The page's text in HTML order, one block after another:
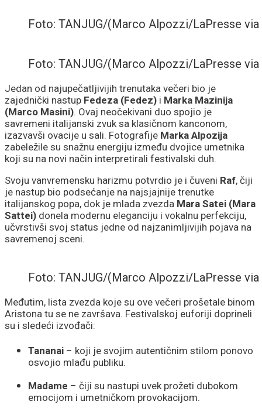
Foto: TANJUG/(Marco Alpozzi/LaPresse via
Foto: TANJUG/(Marco Alpozzi/LaPresse via
Jedan od najupečatljivijih trenutaka večeri bio je
zajednički nastup Fedeza (Fedez) i Marka Mazinija
(Marco Masini). Ovaj neočekivani duo spojio je
savremeni italijanski zvuk sa klasičnom kanconom,
izazvavši ovacije u sali. Fotografije Marka Alpozija
zabeležile su snažnu energiju između dvojice umetnika
koji su na novi način interpretirali festivalski duh.
Svoju vanvremensku harizmu potvrdio je i čuveni Raf, čiji
je nastup bio podsećanje na najsjajnije trenutke
italijanskog popa, dok je mlada zvezda Mara Satei (Mara
Sattei) donela modernu eleganciju i vokalnu perfekciju,
učvrstivši svoj status jedne od najzanimljivijih pojava na
savremenoj sceni.
Foto: TANJUG/(Marco Alpozzi/LaPresse via
Međutim, lista zvezda koje su ove večeri prošetale binom
Aristona tu se ne završava. Festivalskoj euforiji doprineli
su i sledeći izvođači:
Tananai – koji je svojim autentičnim stilom ponovo
osvojio mlađu publiku.
Madame – čiji su nastupi uvek prožeti dubokom
emocijom i umetničkom provokacijom.